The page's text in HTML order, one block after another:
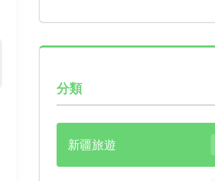
分類
新疆旅遊